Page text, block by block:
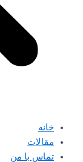
خانه
مقالات
تماس با من